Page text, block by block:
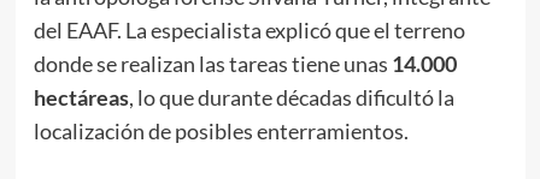
del EAAF. La especialista explicó que el terreno
donde se realizan las tareas tiene unas 14.000
hectáreas, lo que durante décadas dificultó la
localización de posibles enterramientos.